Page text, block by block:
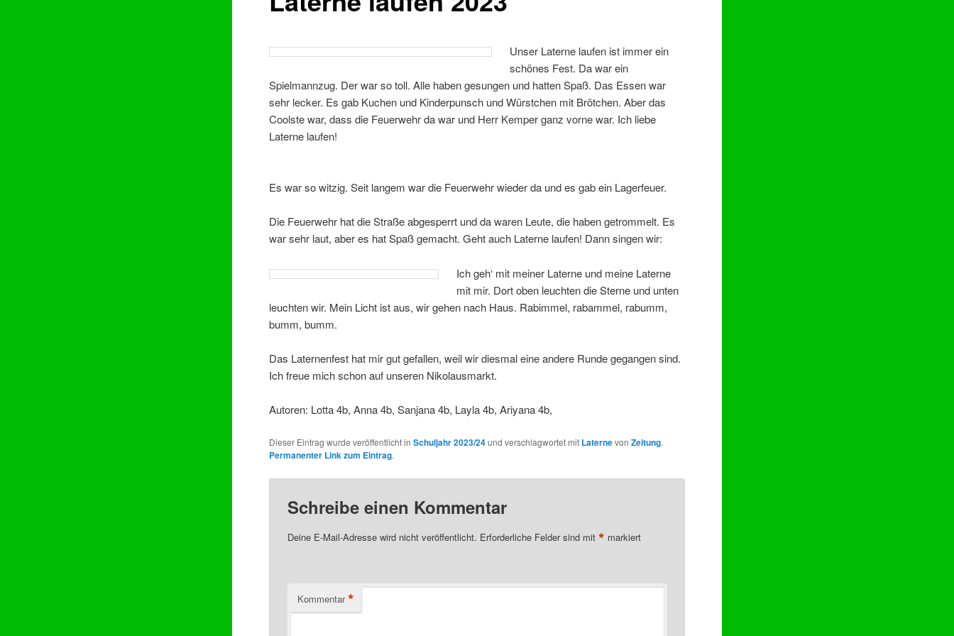
Unser Laterne laufen ist immer ein
schönes Fest. Da war ein
Spielmannzug. Der war so toll. Alle haben gesungen und hatten Spaß. Das Essen war
sehr lecker. Es gab Kuchen und Kinderpunsch und Würstchen mit Brötchen. Aber das
Coolste war, dass die Feuerwehr da war und Herr Kemper ganz vorne war. Ich liebe
Laterne laufen!
Es war so witzig. Seit langem war die Feuerwehr wieder da und es gab ein Lagerfeuer.
Die Feuerwehr hat die Straße abgesperrt und da waren Leute, die haben getrommelt. Es
war sehr laut, aber es hat Spaß gemacht. Geht auch Laterne laufen! Dann singen wir:
Ich geh‘ mit meiner Laterne und meine Laterne
mit mir. Dort oben leuchten die Sterne und unten
leuchten wir. Mein Licht ist aus, wir gehen nach Haus. Rabimmel, rabammel, rabumm,
bumm, bumm.
Das Laternenfest hat mir gut gefallen, weil wir diesmal eine andere Runde gegangen sind.
Ich freue mich schon auf unseren Nikolausmarkt.
Autoren: Lotta 4b, Anna 4b, Sanjana 4b, Layla 4b, Ariyana 4b,
Dieser Eintrag wurde veröffentlicht inSchuljahr 2023/24und verschlagwortet mit LaternevonZeitung.
Permanenter Link zum Eintrag.
Schreibe einen Kommentar
Deine E-Mail-Adresse wird nicht veröffentlicht. Erforderliche Felder sind mit * markiert
Kommentar *